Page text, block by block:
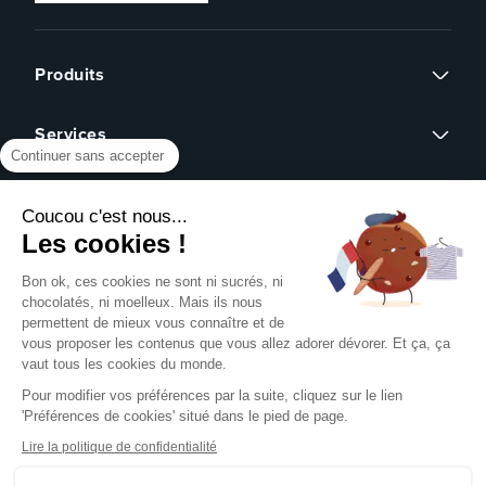
Produits
Cartes de visite
Affiches
Brochures
Éco-responsable
Express 24h
Services
Devis sur mesure
Revendeurs
Qui sommes-nous ?
Avis clients
Partenariat
Presse
Assistance
Centre d'aide
Formulaire de contact
Rechercher un gabarit
Pack échantillons
Créer mon compte client
Se connecter
Blog
NOUS SUIVRE SUR
NOS MOYENS DE PAIEMENT
Continuer sans accepter
Coucou c'est nous...
Les cookies !
Bon ok, ces cookies ne sont ni sucrés, ni
chocolatés, ni moelleux. Mais ils nous
permettent de mieux vous connaître et de
vous proposer les contenus que vous allez adorer dévorer. Et ça, ça
vaut tous les cookies du monde.
Pour modifier vos préférences par la suite, cliquez sur le lien
'Préférences de cookies' situé dans le pied de page.
Lire la politique de confidentialité